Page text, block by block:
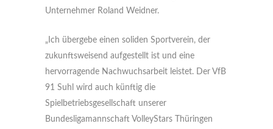
Unternehmer Roland Weidner.
„Ich übergebe einen soliden Sportverein, der
zukunftsweisend aufgestellt ist und eine
hervorragende Nachwuchsarbeit leistet. Der VfB
91 Suhl wird auch künftig die
Spielbetriebsgesellschaft unserer
Bundesligamannschaft VolleyStars Thüringen